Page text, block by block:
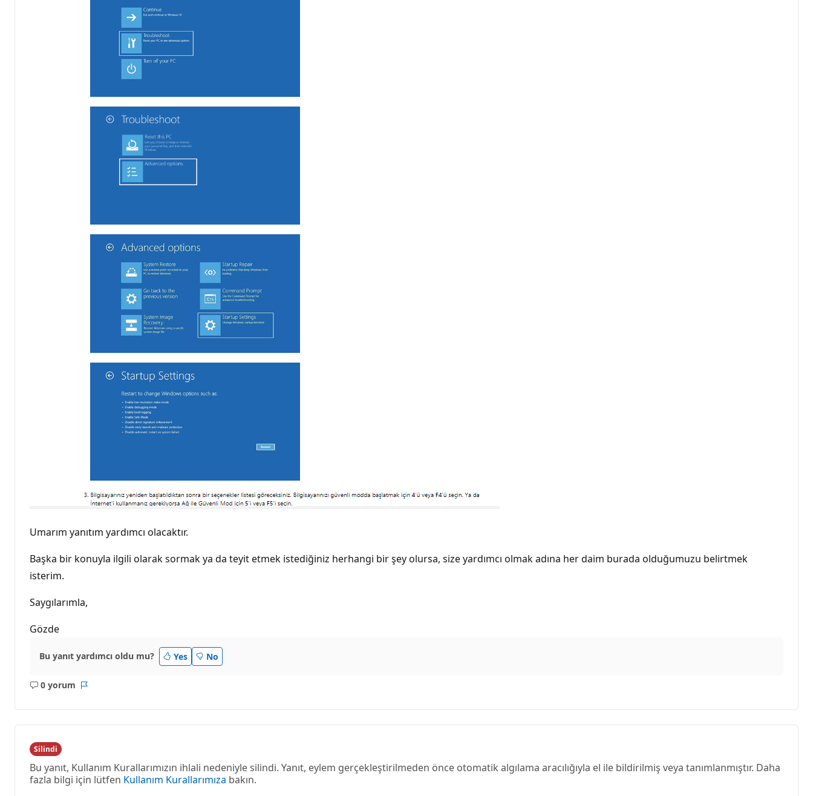
Umarım yanıtım yardımcı olacaktır.
Başka bir konuyla ilgili olarak sormak ya da teyit etmek istediğiniz herhangi bir şey olursa, size yardımcı olmak adına her daim burada olduğumuzu belirtmek
isterim.
Saygılarımla,
Gözde
Bu yanıt yardımcı oldu mu? Yes No
0 yorum
Açıklama
Silindi
Bu yanıt, Kullanım Kurallarımızın ihlali nedeniyle silindi. Yanıt, eylem gerçekleştirilmeden önce otomatik algılama aracılığıyla el ile bildirilmiş veya tanımlanmıştır. Daha
fazla bilgi için lütfen Kullanım Kurallarımıza bakın.